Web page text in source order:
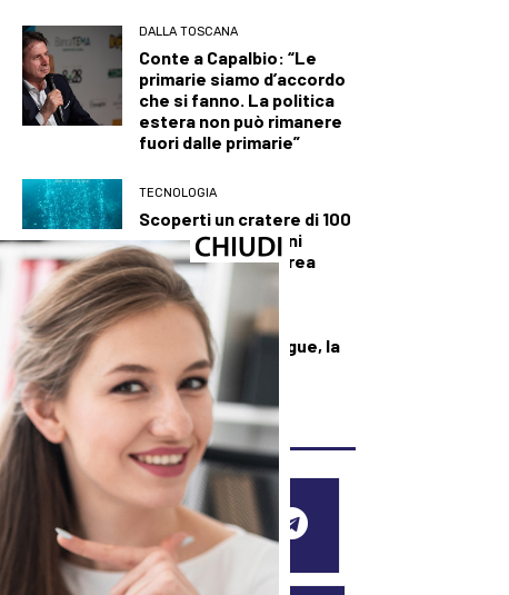
DALLA TOSCANA
Conte a Capalbio: “Le
primarie siamo d’accordo
che si fanno. La politica
estera non può rimanere
fuori dalle primarie”
TECNOLOGIA
Scoperti un cratere di 100
metri e nuovi camini
idrotermali a Panarea
SALUTE E BENESSERE
Dall’Ebola alla Dengue, la
mappa dei focolai
dell’estate 2026
SEGUICI SUI SOCIAL